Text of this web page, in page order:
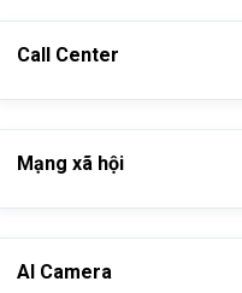
Call Center
Mạng xã hội
AI Camera